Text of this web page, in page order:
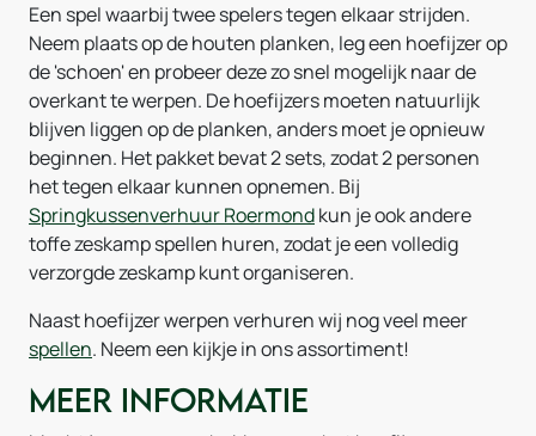
Een spel waarbij twee spelers tegen elkaar strijden.
Neem plaats op de houten planken, leg een hoefijzer op
de 'schoen' en probeer deze zo snel mogelijk naar de
overkant te werpen. De hoefijzers moeten natuurlijk
blijven liggen op de planken, anders moet je opnieuw
beginnen. Het pakket bevat 2 sets, zodat 2 personen
het tegen elkaar kunnen opnemen. Bij
Springkussenverhuur Roermondkun je ook andere
toffe zeskamp spellen huren, zodat je een volledig
verzorgde zeskamp kunt organiseren.
Naast hoefijzer werpen verhuren wij nog veel meer
spellen. Neem een kijkje in ons assortiment!
Meer informatie